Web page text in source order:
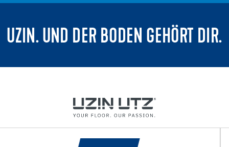
UZIN. UND DER BODEN GEHÖRT DIR.